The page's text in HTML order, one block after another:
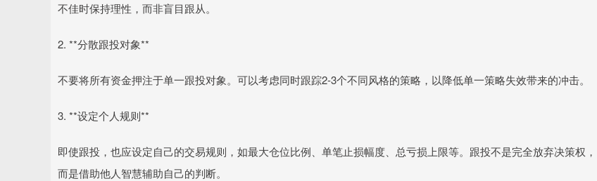
不佳时保持理性，而非盲目跟从。
2. **分散跟投对象**
不要将所有资金押注于单一跟投对象。可以考虑同时跟踪2-3个不同风格的策略，以降低单一策略失效带来的冲击。
3. **设定个人规则**
即使跟投，也应设定自己的交易规则，如最大仓位比例、单笔止损幅度、总亏损上限等。跟投不是完全放弃决策权，
而是借助他人智慧辅助自己的判断。